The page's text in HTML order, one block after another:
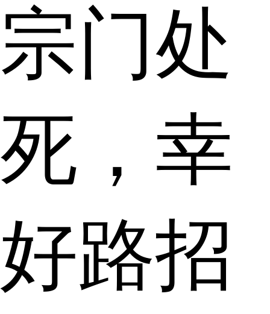
宗门处
死，幸
好路招